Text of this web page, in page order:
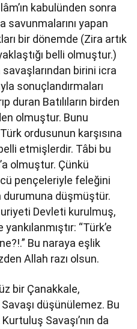
kabulünden sonra
savunmalarını yapan
bir dönemde (Zira artık
belli olmuştur.)
birini icra
sonuçlandırmaları
duran Batılıların birden
olmuştur. Bunu
ordusunun karşısına
etmişlerdir. Tâbi bu
olmuştur. Çünkü
pençeleriyle feleğini
durumuna düşmüştür.
Devleti kurulmuş,
“Türk’e
Bu naraya eşlik
Allah razı olsun.
bir Çanakkale,
düşünülemez. Bu
Savaşı’nın da